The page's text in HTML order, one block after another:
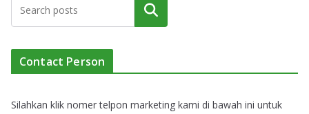
Cari
Contact Person
Silahkan klik nomer telpon marketing kami di bawah ini untuk